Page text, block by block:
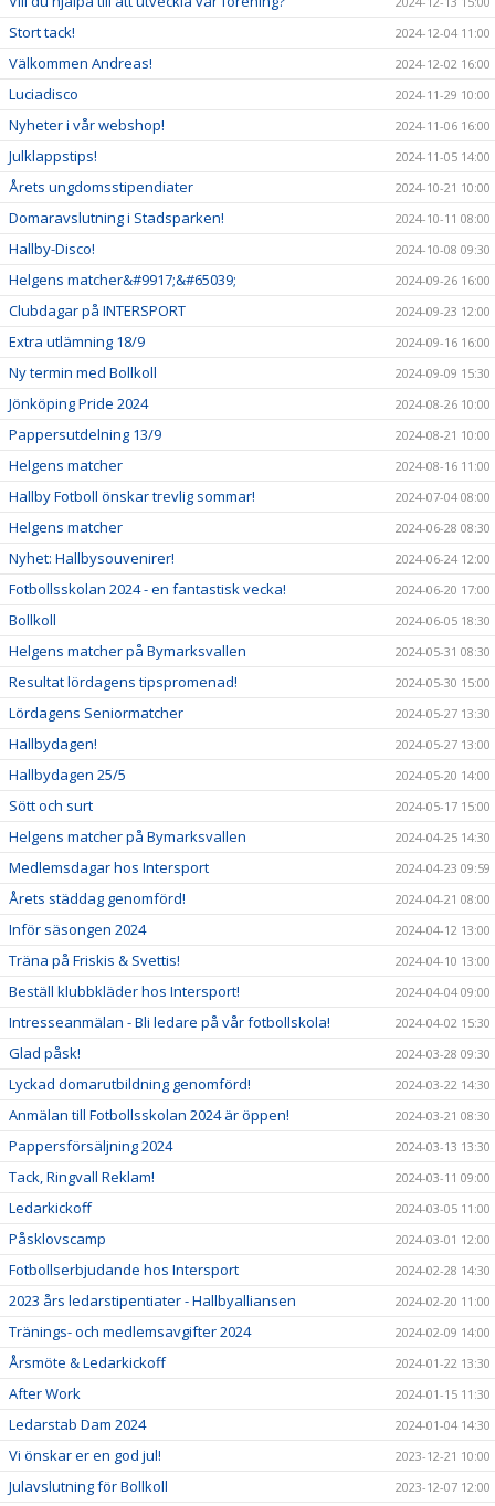
Stort tack! 2024-12-04 11:00
Välkommen Andreas! 2024-12-02 16:00
Luciadisco 2024-11-29 10:00
Nyheter i vår webshop! 2024-11-06 16:00
Julklappstips! 2024-11-05 14:00
Årets ungdomsstipendiater 2024-10-21 10:00
Domaravslutning i Stadsparken! 2024-10-11 08:00
Hallby-Disco! 2024-10-08 09:30
Helgens matcher&#9917;&#65039; 2024-09-26 16:00
Clubdagar på INTERSPORT 2024-09-23 12:00
Extra utlämning 18/9 2024-09-16 16:00
Ny termin med Bollkoll 2024-09-09 15:30
Jönköping Pride 2024 2024-08-26 10:00
Pappersutdelning 13/9 2024-08-21 10:00
Helgens matcher 2024-08-16 11:00
Hallby Fotboll önskar trevlig sommar! 2024-07-04 08:00
Helgens matcher 2024-06-28 08:30
Nyhet: Hallbysouvenirer! 2024-06-24 12:00
Fotbollsskolan 2024 - en fantastisk vecka! 2024-06-20 17:00
Bollkoll 2024-06-05 18:30
Helgens matcher på Bymarksvallen 2024-05-31 08:30
Resultat lördagens tipspromenad! 2024-05-30 15:00
Lördagens Seniormatcher 2024-05-27 13:30
Hallbydagen! 2024-05-27 13:00
Hallbydagen 25/5 2024-05-20 14:00
Sött och surt 2024-05-17 15:00
Helgens matcher på Bymarksvallen 2024-04-25 14:30
Medlemsdagar hos Intersport 2024-04-23 09:59
Årets städdag genomförd! 2024-04-21 08:00
Inför säsongen 2024 2024-04-12 13:00
Träna på Friskis & Svettis! 2024-04-10 13:00
Beställ klubbkläder hos Intersport! 2024-04-04 09:00
Intresseanmälan - Bli ledare på vår fotbollskola! 2024-04-02 15:30
Glad påsk! 2024-03-28 09:30
Lyckad domarutbildning genomförd! 2024-03-22 14:30
Anmälan till Fotbollsskolan 2024 är öppen! 2024-03-21 08:30
Pappersförsäljning 2024 2024-03-13 13:30
Tack, Ringvall Reklam! 2024-03-11 09:00
Ledarkickoff 2024-03-05 11:00
Påsklovscamp 2024-03-01 12:00
Fotbollserbjudande hos Intersport 2024-02-28 14:30
2023 års ledarstipentiater - Hallbyalliansen 2024-02-20 11:00
Tränings- och medlemsavgifter 2024 2024-02-09 14:00
Årsmöte & Ledarkickoff 2024-01-22 13:30
After Work 2024-01-15 11:30
Ledarstab Dam 2024 2024-01-04 14:30
Vi önskar er en god jul! 2023-12-21 10:00
Julavslutning för Bollkoll 2023-12-07 12:00